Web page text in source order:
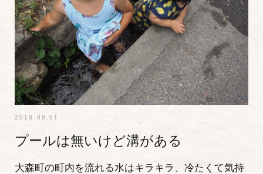
2018.08.01
プールは無いけど溝がある
大森町の町内を流れる水はキラキラ、冷たくて気持